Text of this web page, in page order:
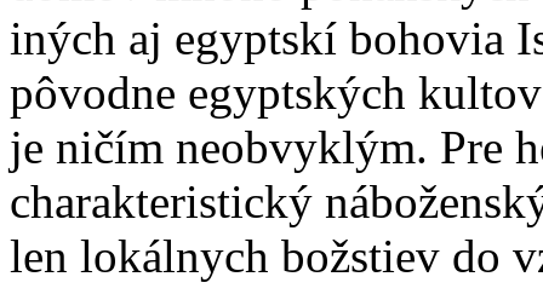
iných aj egyptskí bohovia
pôvodne egyptských
je ničím neobvyklým. Pre
charakteristický
len lokálnych božstiev do